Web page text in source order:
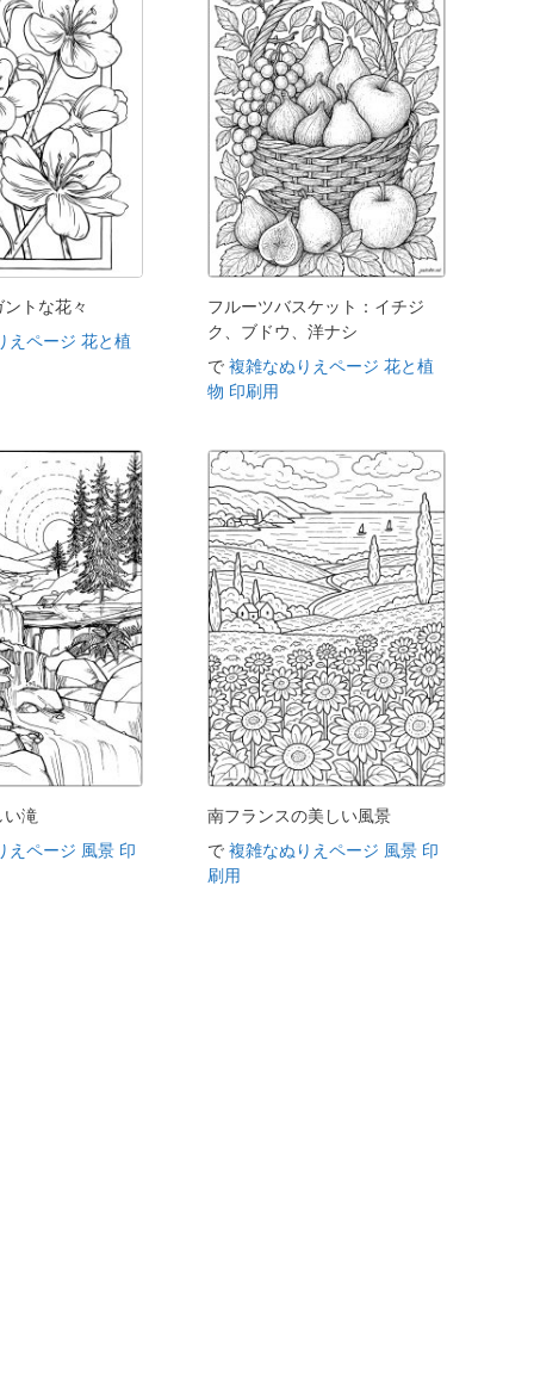
トな花々
えページ 花と植
フルーツバスケット：イチジ
ク、ブドウ、洋ナシ
で複雑なぬりえページ 花と植
物 印刷用
い滝
えページ 風景 印
南フランスの美しい風景
で複雑なぬりえページ 風景 印
刷用